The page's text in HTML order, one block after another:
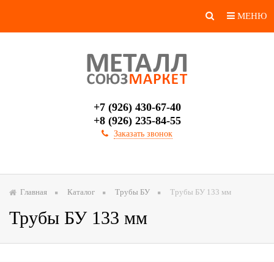
МЕНЮ
+7 (926) 430-67-40
+8 (926) 235-84-55
Заказать звонок
Главная Каталог Трубы БУ Трубы БУ 133 мм
Трубы БУ 133 мм